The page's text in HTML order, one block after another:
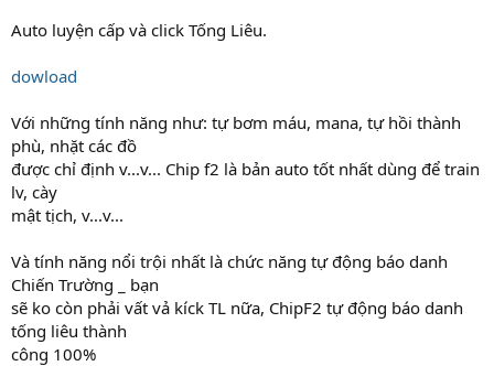
Auto luyện cấp và click Tống Liêu.
dowload
Với những tính năng như: tự bơm máu, mana, tự hồi thành
phù, nhặt các đồ
được chỉ định v...v... Chip f2 là bản auto tốt nhất dùng để train
lv, cày
mật tịch, v...v...
Và tính năng nổi trội nhất là chức năng tự động báo danh
Chiến Trường _ bạn
sẽ ko còn phải vất vả kíck TL nữa, ChipF2 tự động báo danh
tống liêu thành
công 100%